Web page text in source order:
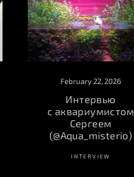
February 22, 2026
Интервью
с аквариумистом
Сергеем
(@Aqua_misterio)
INTERVIEW